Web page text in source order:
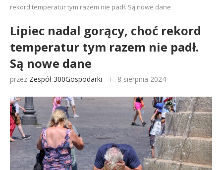
rekord temperatur tym razem nie padł. Są nowe dane
Lipiec nadal gorący, choć rekord
temperatur tym razem nie padł.
Są nowe dane
przez Zespół 300Gospodarki 8 sierpnia 2024